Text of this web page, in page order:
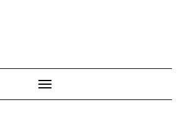
Cambiar modo de navegación